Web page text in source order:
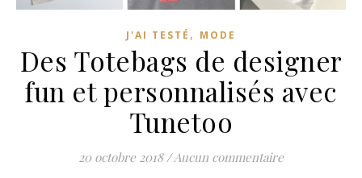
J'AI TESTÉ , MODE
Des Totebags de designer
fun et personnalisés avec
Tunetoo
20 octobre 2018 / Aucun commentaire